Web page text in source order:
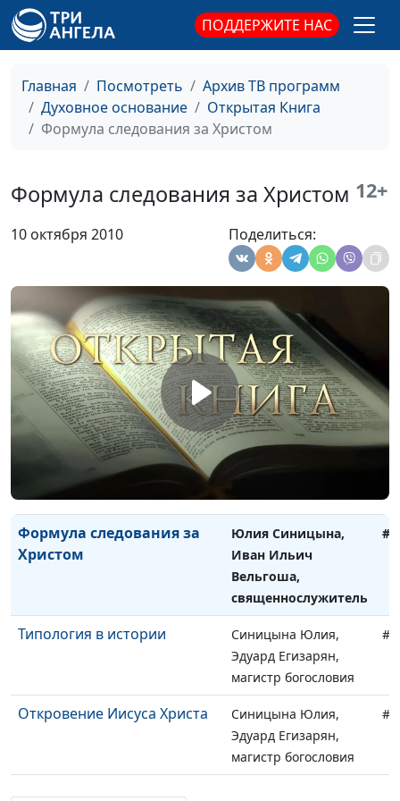
ПОДДЕРЖИТЕ НАС
Главная Посмотреть
Архив ТВ программ
Духовное основание
Открытая Книга
Формула следования за Христом
Формула следования за Христом 12+
10 октября 2010 Поделиться:
Утешение в Господе
Юлия Синицына,
Иван Ильич
священнослужитель
Приготовление к встрече с
Юлия Синицына,
священнослужитель
Христианское воспитание
Юлия Синицына,
Иван Ильич
Вельгоша,
Триумфальная жизнь во
Христе
Юлия Синицына,
Иван Ильич
Вельгоша,
священнослужитель
Свои Господу
Юлия Синицына,
Иван Ильич
Вельгоша,
священнослужитель
Формула следования за
Христом
Юлия Синицына,
Иван Ильич
Вельгоша,
священнослужитель
Типология в истории
Синицына Юлия,
Эдуард Егизарян,
магистр богословия
Откровение Иисуса Христа
Синицына Юлия,
Эдуард Егизарян,
магистр богословия
Задача учеников